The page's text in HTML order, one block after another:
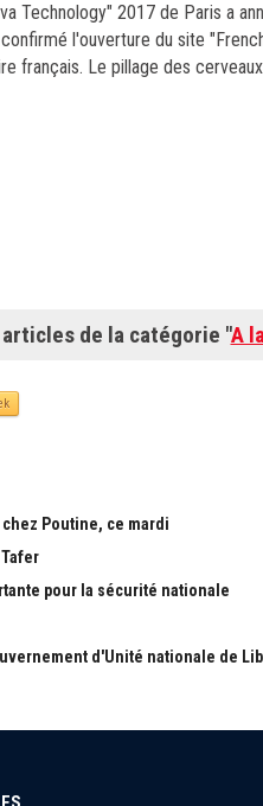
Technology" 2017 de Paris a
l'ouverture du site
français. Le pillage des
de la catégorie "A
Poutine, ce mardi
pour la sécurité nationale
d'Unité nationale de